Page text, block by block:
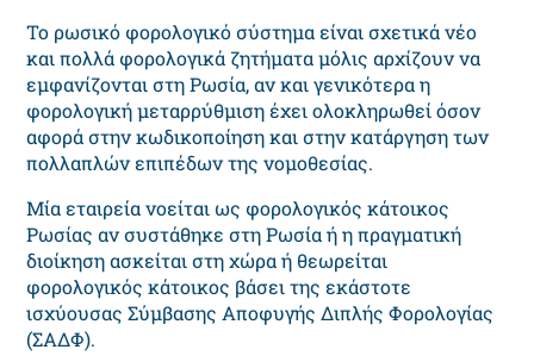
Το ρωσικό φορολογικό σύστημα είναι σχετικά νέο
και πολλά φορολογικά ζητήματα μόλις αρχίζουν να
εμφανίζονται στη Ρωσία, αν και γενικότερα η
φορολογική μεταρρύθμιση έχει ολοκληρωθεί όσον
αφορά στην κωδικοποίηση και στην κατάργηση των
πολλαπλών επιπέδων της νομοθεσίας.
Μία εταιρεία νοείται ως φορολογικός κάτοικος
Ρωσίας αν συστάθηκε στη Ρωσία ή η πραγματική
διοίκηση ασκείται στη χώρα ή θεωρείται
φορολογικός κάτοικος βάσει της εκάστοτε
ισχύουσας Σύμβασης Αποφυγής Διπλής Φορολογίας
(ΣΑΔΦ).